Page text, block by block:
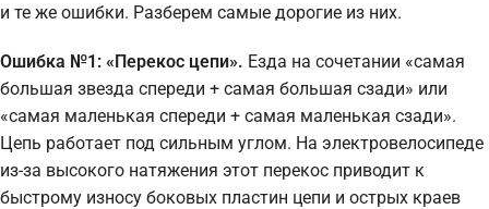
и те же ошибки. Разберем самые дорогие из них.
Ошибка №1: «Перекос цепи». Езда на сочетании «самая
большая звезда спереди + самая большая сзади» или
«самая маленькая спереди + самая маленькая сзади».
Цепь работает под сильным углом. На электровелосипеде
из-за высокого натяжения этот перекос приводит к
быстрому износу боковых пластин цепи и острых краев